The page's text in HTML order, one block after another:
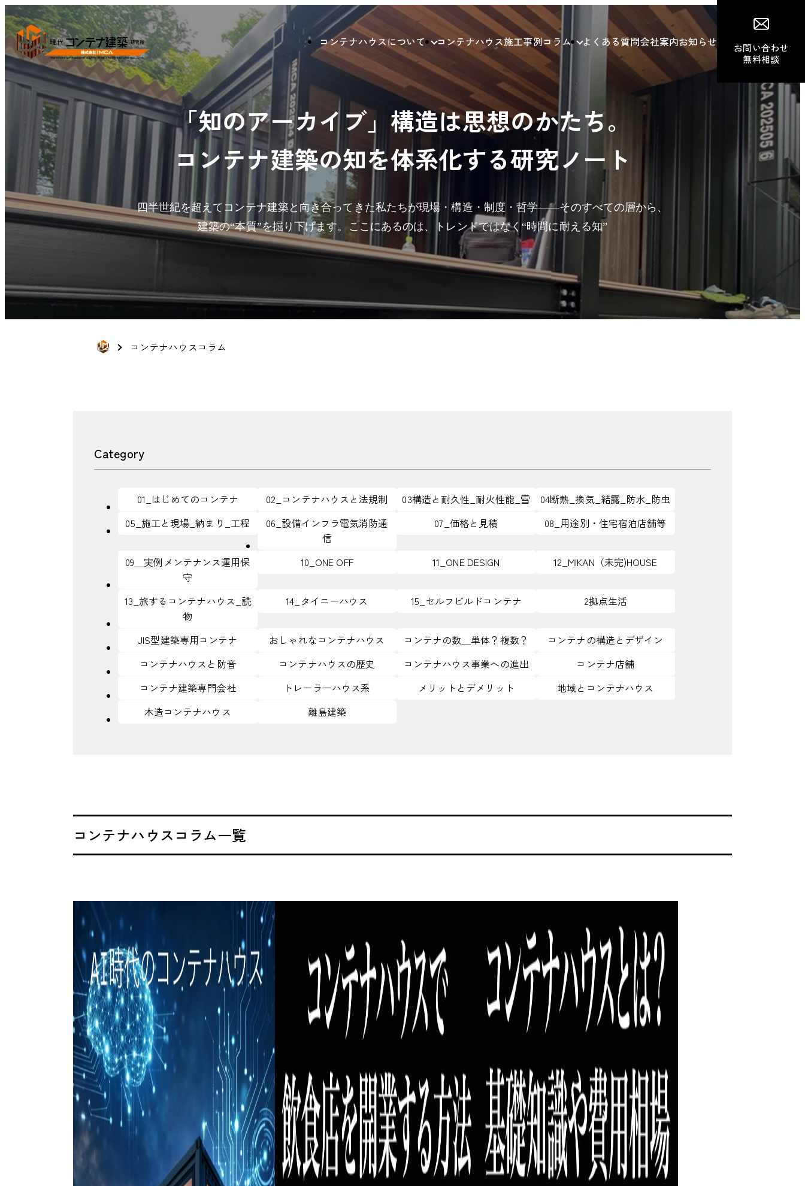
コンテナハウスについて コンテナハウス施工事例コラム よくある質問会社案内お知らせ
お問い合わせ
無料相談
「知のアーカイブ」構造は思想のかたち。
コンテナ建築の知を体系化する研究ノート
四半世紀を超えてコンテナ建築と向き合ってきた私たちが現場・構造・制度・哲学——そのすべての層から、
建築の“本質”を掘り下げます。ここにあるのは、トレンドではなく“時間に耐える知”
コンテナハウスコラム
Category
01_はじめてのコンテナ 02_コンテナハウスと法規制 03構造と耐久性_耐火性能_雪
04断熱_換気_結露_防水_防虫
05_施工と現場_納まり_工程
06_設備インフラ電気消防通
信
07_価格と見積 08_用途別・住宅宿泊店舗等
09＿実例メンテナンス運用保
守
10_ONE OFF 11_ONE DESIGN 12_MIKAN（未完)HOUSE
13_旅するコンテナハウス_読
物
14_タイニーハウス 15_セルフビルドコンテナ 2拠点生活
JIS型建築専用コンテナ おしゃれなコンテナハウス コンテナの数＿単体？複数？
コンテナの構造とデザイン
コンテナハウスと防音
コンテナハウスの歴史 コンテナハウス事業への進出
コンテナ店舗
コンテナ建築専門会社
トレーラーハウス系 メリットとデメリット
地域とコンテナハウス
木造コンテナハウス
離島建築
コンテナハウスコラム一覧